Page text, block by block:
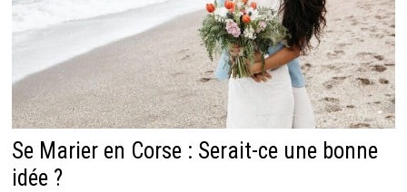
Se Marier en Corse : Serait-ce une bonne
idée ?